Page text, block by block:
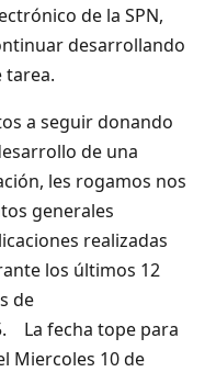
de la SPN,
desarrollando
tarea.
a seguir donando
de una
les rogamos nos
generales
realizadas
los últimos 12
de
La fecha tope para
Miercoles 10 de